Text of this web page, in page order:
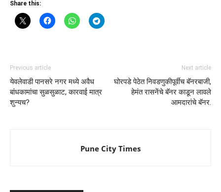
Share this:
Previous article
येवलेवाडी पानसरे नगर मध्ये अवैध
बांधकामांचा सुळसुळाट, कारवाई मात्र
शुन्यच?
Next article
घोरपडे पेठेत निवडणुकीपूर्वीच बॅनरबाजी,
हेमंत रासनेंचे बॅनर काडून लावले
आमदारांचे बॅनर.
Pune City Times